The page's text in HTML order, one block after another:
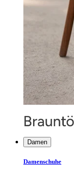
Damen
Damenschuhe